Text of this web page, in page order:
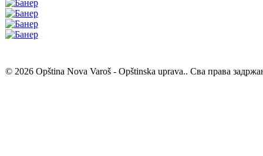
© 2026 Opština Nova Varoš - Opštinska uprava.. Сва права